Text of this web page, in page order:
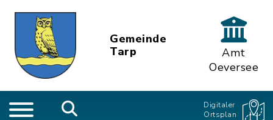
Gemeinde
Tarp
Amt
Oeversee
Digitaler
Ortsplan